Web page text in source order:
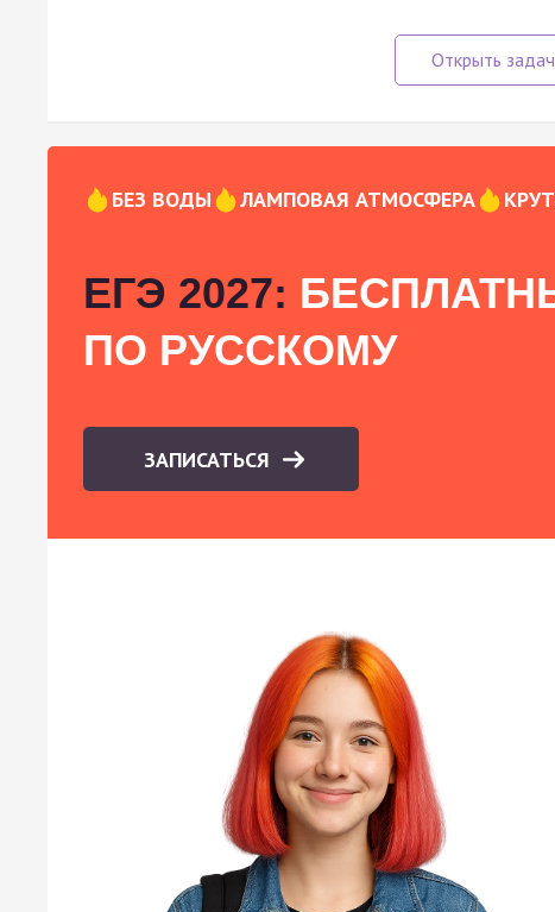
БЕЗ ВОДЫ ЛАМПОВАЯ АТМОСФЕРА
ЕГЭ 2027:
ПО РУССКОМУ
ЗАПИСАТЬСЯ